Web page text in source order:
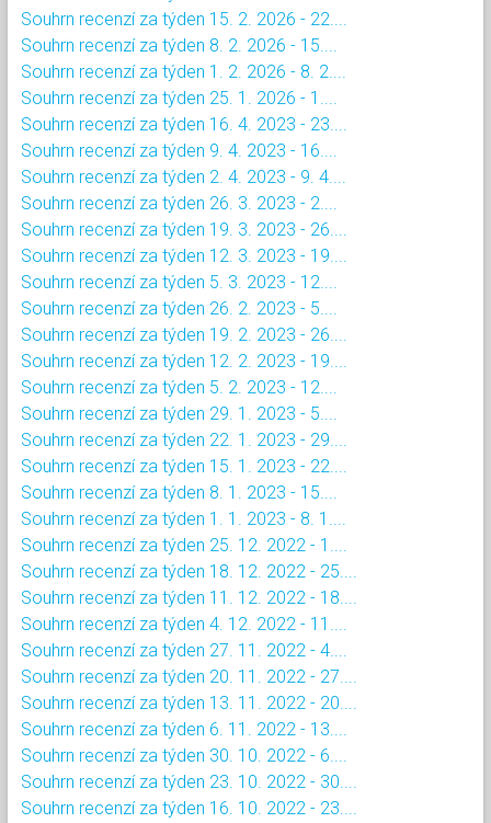
Souhrn recenzí za týden 15. 2. 2026 - 22....
Souhrn recenzí za týden 8. 2. 2026 - 15....
Souhrn recenzí za týden 1. 2. 2026 - 8. 2....
Souhrn recenzí za týden 25. 1. 2026 - 1....
Souhrn recenzí za týden 16. 4. 2023 - 23....
Souhrn recenzí za týden 9. 4. 2023 - 16....
Souhrn recenzí za týden 2. 4. 2023 - 9. 4....
Souhrn recenzí za týden 26. 3. 2023 - 2....
Souhrn recenzí za týden 19. 3. 2023 - 26....
Souhrn recenzí za týden 12. 3. 2023 - 19....
Souhrn recenzí za týden 5. 3. 2023 - 12....
Souhrn recenzí za týden 26. 2. 2023 - 5....
Souhrn recenzí za týden 19. 2. 2023 - 26....
Souhrn recenzí za týden 12. 2. 2023 - 19....
Souhrn recenzí za týden 5. 2. 2023 - 12....
Souhrn recenzí za týden 29. 1. 2023 - 5....
Souhrn recenzí za týden 22. 1. 2023 - 29....
Souhrn recenzí za týden 15. 1. 2023 - 22....
Souhrn recenzí za týden 8. 1. 2023 - 15....
Souhrn recenzí za týden 1. 1. 2023 - 8. 1....
Souhrn recenzí za týden 25. 12. 2022 - 1....
Souhrn recenzí za týden 18. 12. 2022 - 25....
Souhrn recenzí za týden 11. 12. 2022 - 18....
Souhrn recenzí za týden 4. 12. 2022 - 11....
Souhrn recenzí za týden 27. 11. 2022 - 4....
Souhrn recenzí za týden 20. 11. 2022 - 27....
Souhrn recenzí za týden 13. 11. 2022 - 20....
Souhrn recenzí za týden 6. 11. 2022 - 13....
Souhrn recenzí za týden 30. 10. 2022 - 6....
Souhrn recenzí za týden 23. 10. 2022 - 30....
Souhrn recenzí za týden 16. 10. 2022 - 23....